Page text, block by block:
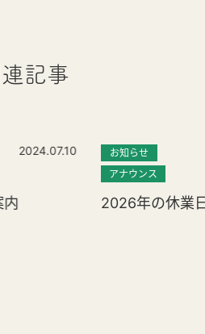
記事
2024.07.10
内
お知らせ
アナウンス
2026年の休業